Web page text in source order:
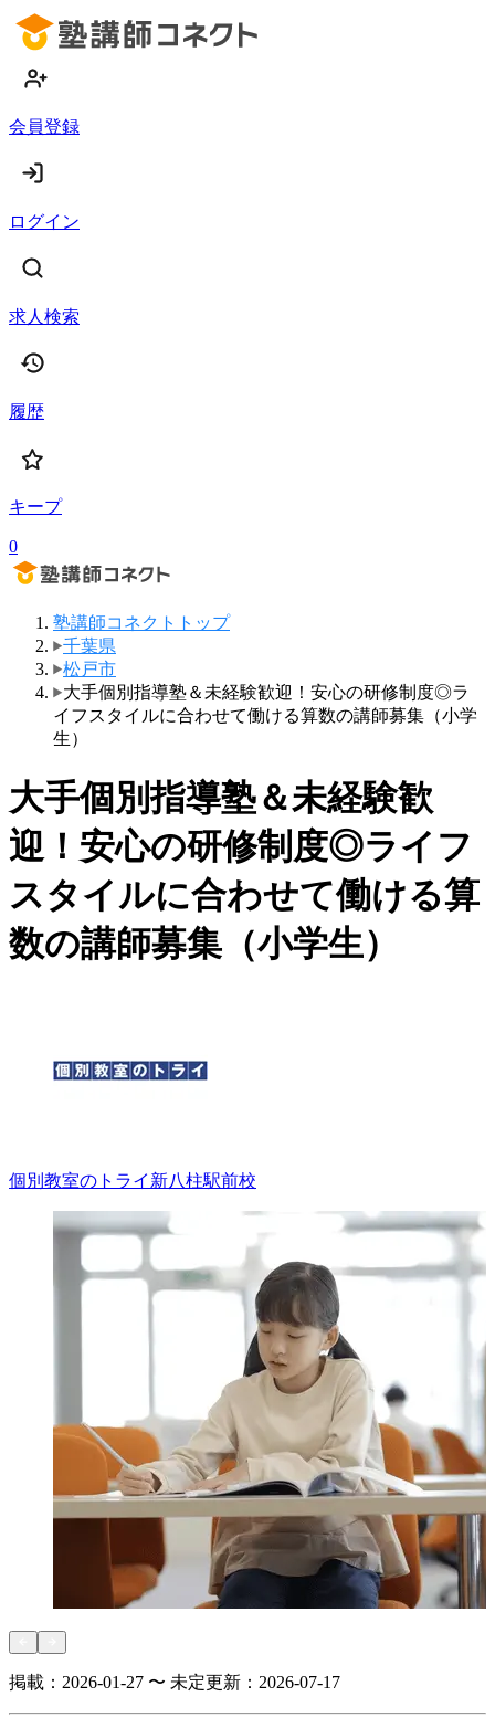
会員登録
ログイン
求人検索
履歴
キープ
0
塾講師コネクトトップ
千葉県
松戸市
大手個別指導塾＆未経験歓迎！安心の研修制度◎ラ
イフスタイルに合わせて働ける算数の講師募集（小学
生）
大手個別指導塾＆未経験歓
迎！安心の研修制度◎ライフ
スタイルに合わせて働ける算
数の講師募集（小学生）
個別教室のトライ 新八柱駅前校
掲載： 2026-01-27 〜 未定更新： 2026-07-17